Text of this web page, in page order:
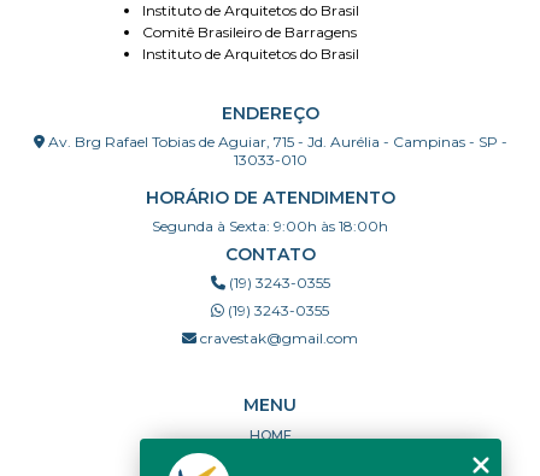
Instituto de Arquitetos do Brasil
Comitê Brasileiro de Barragens
Instituto de Arquitetos do Brasil
ENDEREÇO
Av. Brg Rafael Tobias de Aguiar, 715 - Jd. Aurélia - Campinas - SP -
13033-010
HORÁRIO DE ATENDIMENTO
Segunda à Sexta: 9:00h às 18:00h
CONTATO
(19) 3243-0355
(19) 3243-0355
cravestak@gmail.com
MENU
HOME